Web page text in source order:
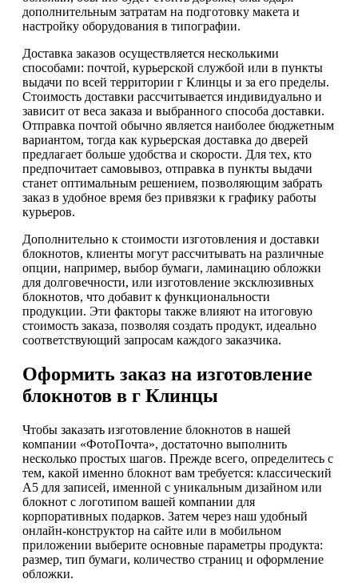
дополнительным затратам на подготовку макета и
настройку оборудования в типографии.
Доставка заказов осуществляется несколькими
способами: почтой, курьерской службой или в пункты
выдачи по всей территории г Клинцы и за его пределы.
Стоимость доставки рассчитывается индивидуально и
зависит от веса заказа и выбранного способа доставки.
Отправка почтой обычно является наиболее бюджетным
вариантом, тогда как курьерская доставка до дверей
предлагает больше удобства и скорости. Для тех, кто
предпочитает самовывоз, отправка в пункты выдачи
станет оптимальным решением, позволяющим забрать
заказ в удобное время без привязки к графику работы
курьеров.
Дополнительно к стоимости изготовления и доставки
блокнотов, клиенты могут рассчитывать на различные
опции, например, выбор бумаги, ламинацию обложки
для долговечности, или изготовление эксклюзивных
блокнотов, что добавит к функциональности
продукции. Эти факторы также влияют на итоговую
стоимость заказа, позволяя создать продукт, идеально
соответствующий запросам каждого заказчика.
Оформить заказ на изготовление
блокнотов в г Клинцы
Чтобы заказать изготовление блокнотов в нашей
компании «ФотоПочта», достаточно выполнить
несколько простых шагов. Прежде всего, определитесь с
тем, какой именно блокнот вам требуется: классический
А5 для записей, именной с уникальным дизайном или
блокнот с логотипом вашей компании для
корпоративных подарков. Затем через наш удобный
онлайн-конструктор на сайте или в мобильном
приложении выберите основные параметры продукта:
размер, тип бумаги, количество страниц и оформление
обложки.